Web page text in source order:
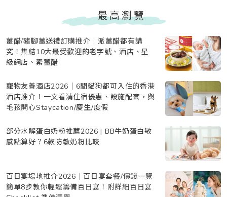
最高瀏覽
薑醋/豬腳薑送禮訂購推介｜派薑醋都有講
究！集結10大最受歡迎的老字號、酒店、星
級網店、素薑醋
寵物友善酒店2026｜6間貓狗都可入住的香港
酒店推介！一文看清住宿優惠、設施配套，與
毛孩開心Staycation/慶生/度假
部分水解蛋白奶粉推薦2026 | BB牛奶蛋白敏
感點算好？6款防敏奶粉比較
百日宴場地推介2026｜百日宴套餐/價錢一覽
簡單8步教你輕鬆籌備百日宴！附詳細百日宴